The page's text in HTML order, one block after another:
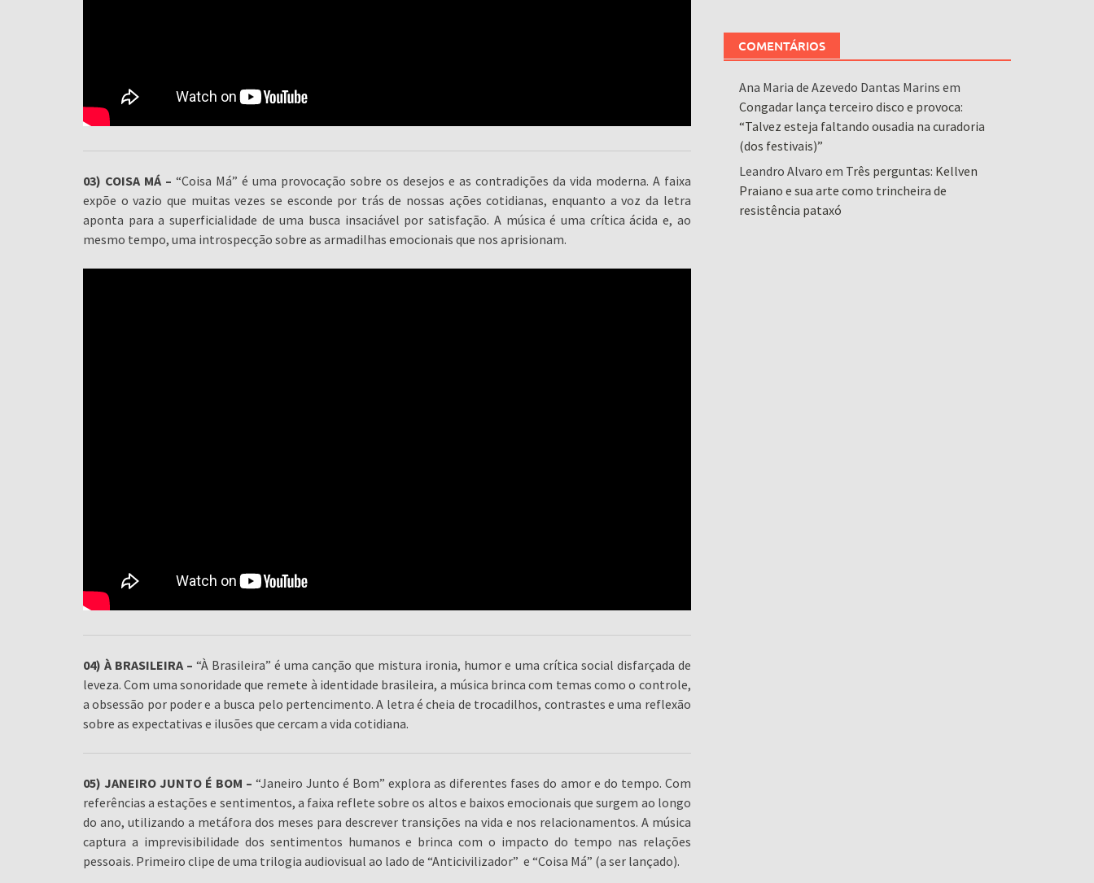
03) COISA MÁ – “Coisa Má” é uma provocação sobre os desejos e as contradições da vida moderna. A faixa
expõe o vazio que muitas vezes se esconde por trás de nossas ações cotidianas, enquanto a voz da letra
aponta para a superficialidade de uma busca insaciável por satisfação. A música é uma crítica ácida e, ao
mesmo tempo, uma introspecção sobre as armadilhas emocionais que nos aprisionam.
04) À BRASILEIRA – “À Brasileira” é uma canção que mistura ironia, humor e uma crítica social disfarçada de
leveza. Com uma sonoridade que remete à identidade brasileira, a música brinca com temas como o controle,
a obsessão por poder e a busca pelo pertencimento. A letra é cheia de trocadilhos, contrastes e uma reflexão
sobre as expectativas e ilusões que cercam a vida cotidiana.
05) JANEIRO JUNTO É BOM – “Janeiro Junto é Bom” explora as diferentes fases do amor e do tempo. Com
referências a estações e sentimentos, a faixa reflete sobre os altos e baixos emocionais que surgem ao longo
do ano, utilizando a metáfora dos meses para descrever transições na vida e nos relacionamentos. A música
captura a imprevisibilidade dos sentimentos humanos e brinca com o impacto do tempo nas relações
pessoais. Primeiro clipe de uma trilogia audiovisual ao lado de “Anticivilizador” e “Coisa Má” (a ser lançado).
COMENTÁRIOS
Ana Maria de Azevedo Dantas Marins em
Congadar lança terceiro disco e provoca:
“Talvez esteja faltando ousadia na curadoria
(dos festivais)”
Leandro Alvaro em Três perguntas: Kellven
Praiano e sua arte como trincheira de
resistência pataxó